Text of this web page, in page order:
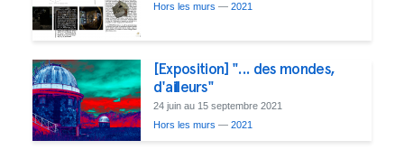
Hors les murs — 2021
[Exposition] "... des mondes,
d'ailleurs"
24 juin au 15 septembre 2021
Hors les murs — 2021